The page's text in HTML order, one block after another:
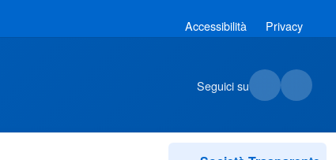
Accessibilità Privacy
Seguici su